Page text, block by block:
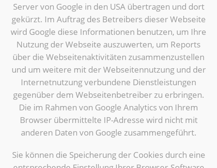
Server von Google in den USA übertragen und dort
gekürzt. Im Auftrag des Betreibers dieser Webseite
wird Google diese Informationen benutzen, um Ihre
Nutzung der Webseite auszuwerten, um Reports
über die Webseitenaktivitäten zusammenzustellen
und um weitere mit der Webseitennutzung und der
Internetnutzung verbundene Dienstleistungen
gegenüber dem Webseitenbetreiber zu erbringen.
Die im Rahmen von Google Analytics von Ihrem
Browser übermittelte IP-Adresse wird nicht mit
anderen Daten von Google zusammengeführt.
Sie können die Speicherung der Cookies durch eine